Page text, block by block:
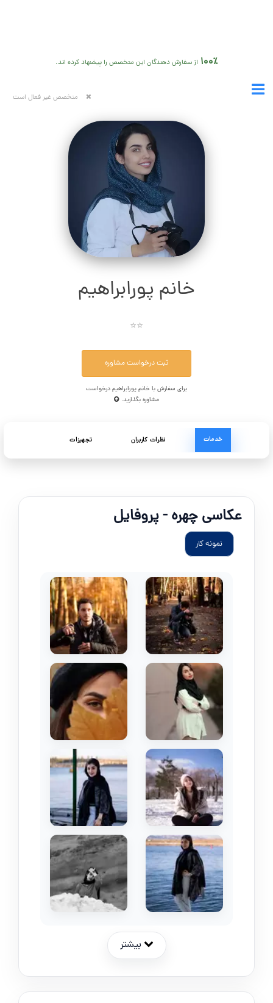
100٪ از سفارش دهندگان این متخصص را پیشنهاد کرده اند.
متخصص غیر فعال است
خانم پورابراهیم
⭐⭐
ثبت درخواست مشاوره
برای سفارش با خانم پورابراهیم درخواست
مشاوره بگذارید.
خدمات نظرات کاربران تجهیزات
عکاسی چهره - پروفایل
نمونه کار
بیشتر